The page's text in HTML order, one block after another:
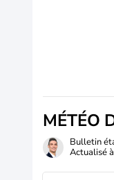
MÉTÉO
Bulletin
Actualisé à